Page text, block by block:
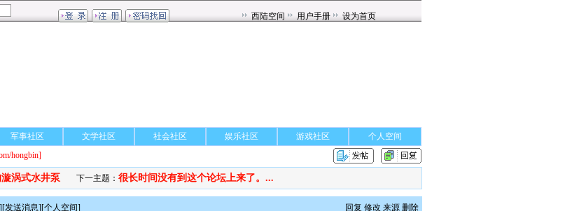
军事社区 文学社区 社会社区 娱乐社区 游戏社区
个人空间
hongbin]
涡式水井泵 下一主题：很长时间没有到这个论坛上来了。...
发送消息][个人空间] 回复 修改 来源 删除